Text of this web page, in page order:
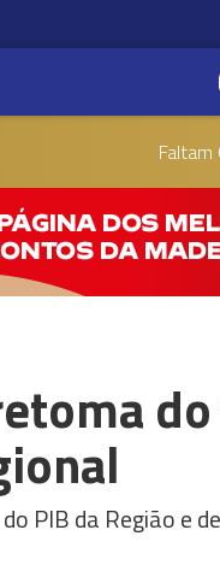
Faltam
PIB da Região e